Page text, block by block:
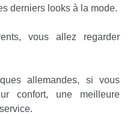
derniers looks à la mode.
vous allez regarder
allemandes, si vous
confort, une meilleure